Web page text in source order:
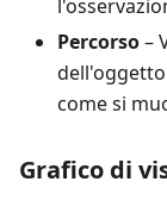
Percorso–
come si
Grafico di